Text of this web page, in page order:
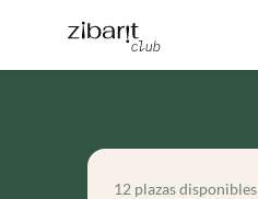
12 plazas disponibles